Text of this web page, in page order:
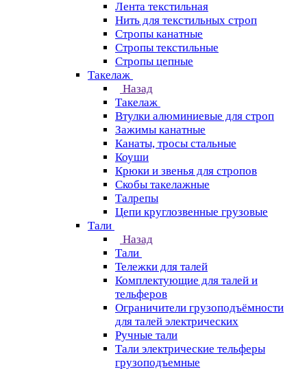
Лента текстильная
Нить для текстильных строп
Стропы канатные
Стропы текстильные
Стропы цепные
Такелаж
Назад
Такелаж
Втулки алюминиевые для строп
Зажимы канатные
Канаты, тросы стальные
Коуши
Крюки и звенья для стропов
Скобы такелажные
Талрепы
Цепи круглозвенные грузовые
Тали
Назад
Тали
Тележки для талей
Комплектующие для талей и
тельферов
Ограничители грузоподъёмности
для талей электрических
Ручные тали
Тали электрические тельферы
грузоподъемные